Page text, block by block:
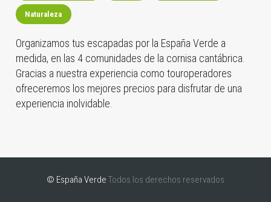
Naturaleza
Organizamos tus escapadas por la España Verde a
medida, en las 4 comunidades de la cornisa cantábrica.
Gracias a nuestra experiencia como touroperadores
ofreceremos los mejores precios para disfrutar de una
experiencia inolvidable.
© España Verde Todos los derechos reservados